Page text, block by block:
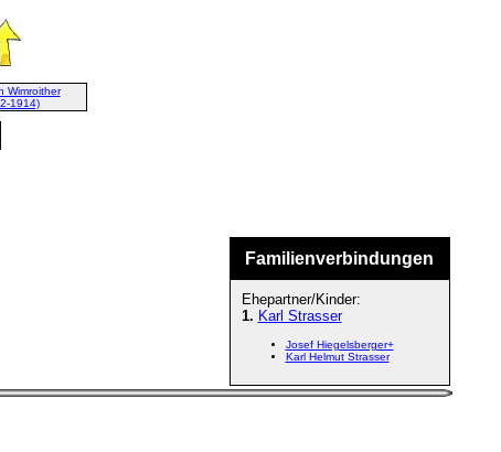
Wimroither
1914)
Familienverbindungen
Ehepartner/Kinder:
1. Karl Strasser
Josef Hiegelsberger+
Karl Helmut Strasser